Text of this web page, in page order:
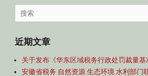
导
航
Search
for:
近期文章
关于发布《华东区域税务行政处罚裁量
安徽省税务 自然资源 生态环境 水利部门